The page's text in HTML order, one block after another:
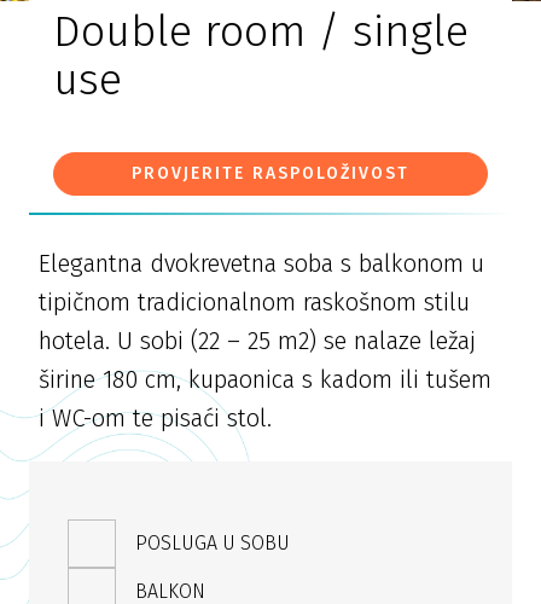
Double room / single
use
PROVJERITE RASPOLOŽIVOST
Elegantna dvokrevetna soba s balkonom u
tipičnom tradicionalnom raskošnom stilu
hotela. U sobi (22 – 25 m2) se nalaze ležaj
širine 180 cm, kupaonica s kadom ili tušem
i WC-om te pisaći stol.
POSLUGA U SOBU
BALKON